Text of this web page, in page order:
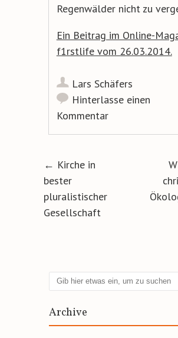
Regenwälder nicht zu
Ein Beitrag im Online-
f1rstlife vom 26.03.2014.
Lars Schäfers
Hinterlasse einen
Kommentar
Artikel-
← Kirche in
bester
pluralistischer
Gesellschaft
Suchen
Archive